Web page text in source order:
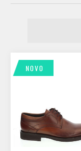
NOVO